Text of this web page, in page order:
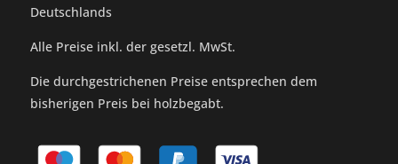
Deutschlands
Alle Preise inkl. der gesetzl. MwSt.
Die durchgestrichenen Preise entsprechen dem
bisherigen Preis bei holzbegabt.